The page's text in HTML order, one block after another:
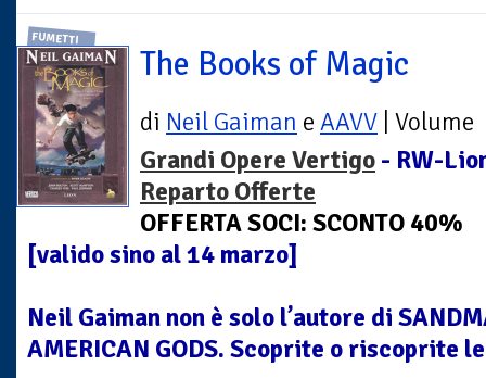
FUMETTI
The Books of Magic
di Neil Gaiman e AAVV | Volume
Grandi Opere Vertigo - RW-
Reparto Offerte
OFFERTA SOCI: SCONTO 40%
[valido sino al 14 marzo]
Neil Gaiman non è solo l’autore di
AMERICAN GODS. Scoprite o riscoprite